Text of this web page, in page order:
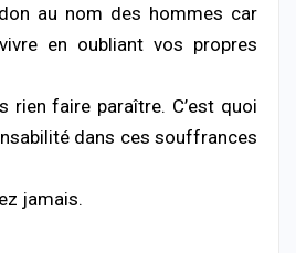
au nom des hommes car
en oubliant vos propres
rien faire paraître. C’est quoi
dans ces souffrances
jamais.